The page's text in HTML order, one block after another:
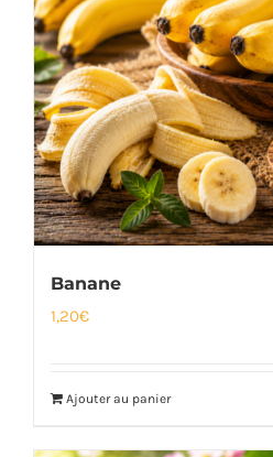
Banane
1,20€
Ajouter au panier